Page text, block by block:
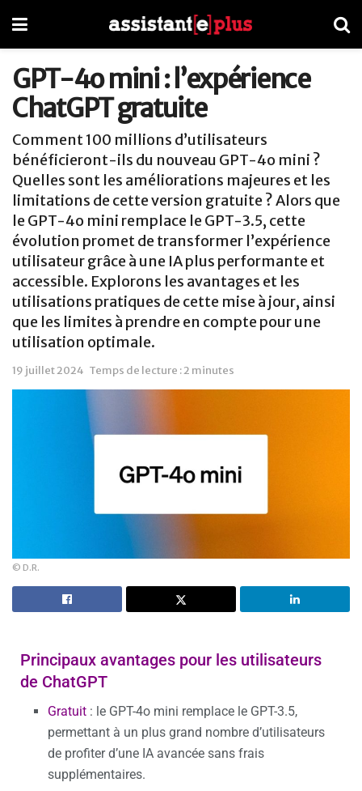
GPT-4o mini : l’expérience
ChatGPT gratuite
Comment 100 millions d’utilisateurs
bénéficieront-ils du nouveau GPT-4o mini ?
Quelles sont les améliorations majeures et les
limitations de cette version gratuite ? Alors que
le GPT-4o mini remplace le GPT-3.5, cette
évolution promet de transformer l’expérience
utilisateur grâce à une IA plus performante et
accessible. Explorons les avantages et les
utilisations pratiques de cette mise à jour, ainsi
que les limites à prendre en compte pour une
utilisation optimale.
19 juillet 2024 Temps de lecture : 2 minutes
© D.R.
Principaux avantages pour les utilisateurs
de ChatGPT
Gratuit : le GPT-4o mini remplace le GPT-3.5,
permettant à un plus grand nombre d’utilisateurs
de profiter d’une IA avancée sans frais
supplémentaires.